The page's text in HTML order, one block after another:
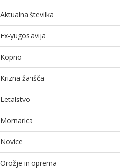
Aktualna številka
Ex-yugoslavija
Kopno
Krizna žarišča
Letalstvo
Mornarica
Novice
Orožje in oprema